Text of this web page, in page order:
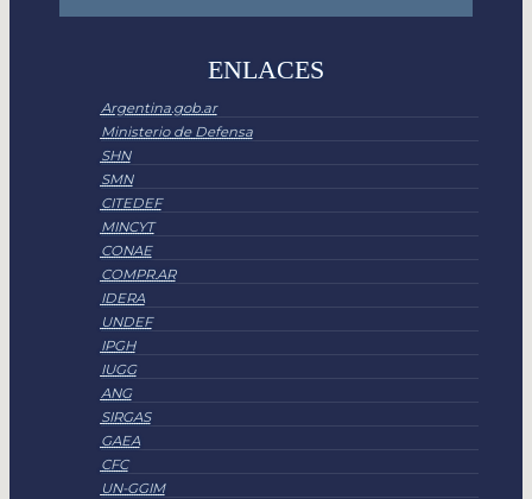
ENLACES
Argentina.gob.ar
Ministerio de Defensa
SHN
SMN
CITEDEF
MINCYT
CONAE
COMPR.AR
IDERA
UNDEF
IPGH
IUGG
ANG
SIRGAS
GAEA
CFC
UN-GGIM